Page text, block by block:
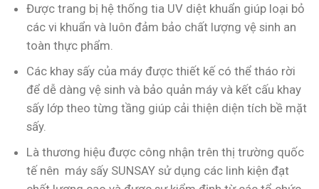
Được trang bị hệ thống tia UV diệt khuẩn giúp loại bỏ
các vi khuẩn và luôn đảm bảo chất lượng vệ sinh an
toàn thực phẩm.
Các khay sấy của máy được thiết kế có thể tháo rời
để dễ dàng vệ sinh và bảo quản máy và kết cấu khay
sấy lớp theo từng tầng giúp cải thiện diện tích bề mặt
sấy.
Là thương hiệu được công nhận trên thị trường quốc
tế nên máy sấy SUNSAY sử dụng các linh kiện đạt